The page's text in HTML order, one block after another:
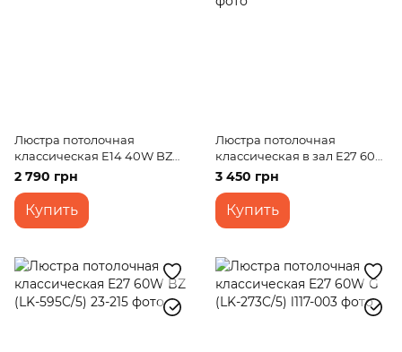
Люстра потолочная
классическая E14 40W BZ
(LK-157C/4)
2 790 грн
Купить
Люстра потолочная
классическая в зал E27 60W
G (LK-623C/5)
3 450 грн
Купить